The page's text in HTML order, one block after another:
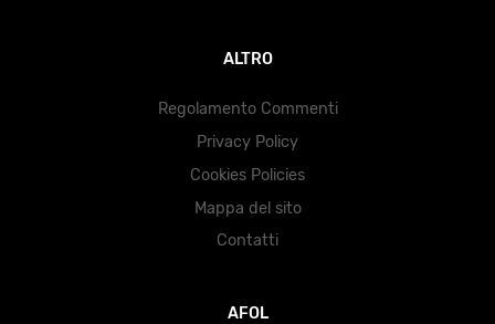
ALTRO
Regolamento Commenti
Privacy Policy
Cookies Policies
Mappa del sito
Contatti
AFOL